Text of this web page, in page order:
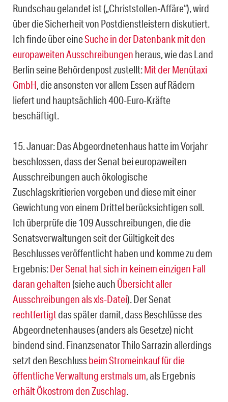
Rundschau gelandet ist („Christstollen-Affäre“), wird
über die Sicherheit von Postdienstleistern diskutiert.
Ich finde über eineSuche in der Datenbank mit den
europaweiten Ausschreibungen heraus, wie das Land
Berlin seine Behördenpost zustellt:Mit der Menütaxi
GmbH, die ansonsten vor allem Essen auf Rädern
liefert und hauptsächlich 400-Euro-Kräfte
beschäftigt.
15. Januar: Das Abgeordnetenhaus hatte im Vorjahr
beschlossen, dass der Senat bei europaweiten
Ausschreibungen auch ökologische
Zuschlagskritierien vorgeben und diese mit einer
Gewichtung von einem Drittel berücksichtigen soll.
Ich überprüfe die 109 Ausschreibungen, die die
Senatsverwaltungen seit der Gültigkeit des
Beschlusses veröffentlicht haben und komme zu dem
Ergebnis:Der Senat hat sich in keinem einzigen Fall
daran gehalten(siehe auch Übersicht aller
Ausschreibungen als xls-Datei). Der Senat
rechtfertigtdas später damit, dass Beschlüsse des
Abgeordnetenhauses (anders als Gesetze) nicht
bindend sind. Finanzsenator Thilo Sarrazin allerdings
setzt den Beschlussbeim Stromeinkauf für die
öffentliche Verwaltung erstmals um, als Ergebnis
erhält Ökostrom den Zuschlag.